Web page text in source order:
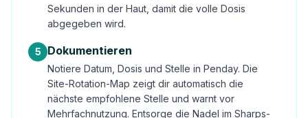
Sekunden in der Haut, damit die volle Dosis
abgegeben wird.
5 Dokumentieren
Notiere Datum, Dosis und Stelle in Penday. Die
Site-Rotation-Map zeigt dir automatisch die
nächste empfohlene Stelle und warnt vor
Mehrfachnutzung. Entsorge die Nadel im Sharps-